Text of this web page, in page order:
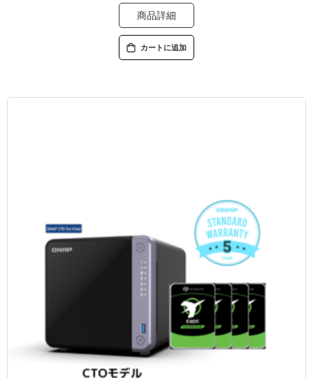
商品詳細
カートに追加